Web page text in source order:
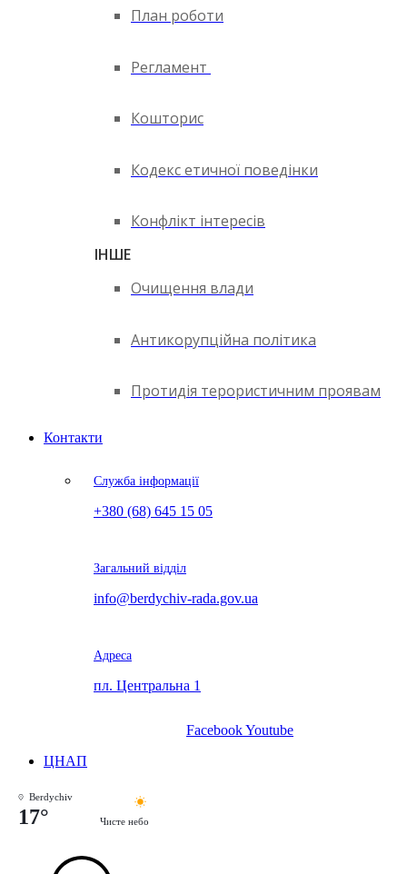
План роботи
Регламент
Кошторис
Кодекс етичної поведінки
Конфлікт інтересів
ІНШЕ
Очищення влади
Антикорупційна політика
Протидія терористичним проявам
Контакти
Служба інформації
+380 (68) 645 15 05
Загальний відділ
info@berdychiv-rada.gov.ua
Адреса
пл. Центральна 1
FacebookYoutube
ЦНАП
Berdychiv
17° Чисте небо